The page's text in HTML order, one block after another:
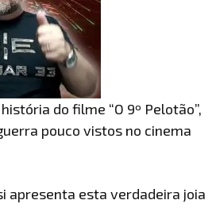
do filme “O 9º Pelotão”,
pouco vistos no cinema
apresenta esta verdadeira joia